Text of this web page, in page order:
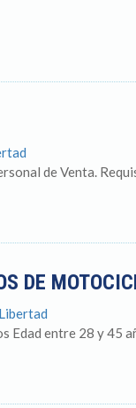
de Venta.
DE
Edad entre 28 y 45